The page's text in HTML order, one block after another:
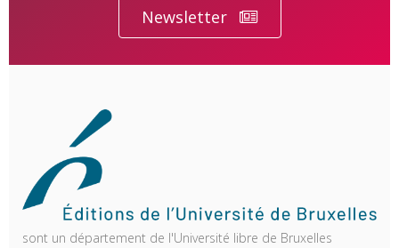
Newsletter
sont un département de l'Université libre de Bruxelles